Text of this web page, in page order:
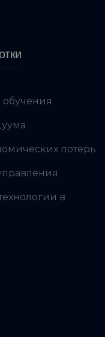
потерь
в